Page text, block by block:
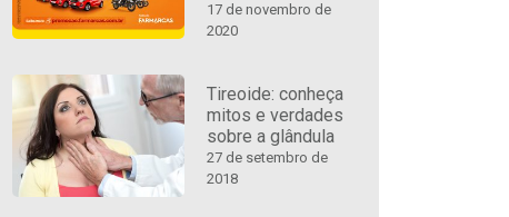
17 de novembro de
2020
Tireoide: conheça
mitos e verdades
sobre a glândula
27 de setembro de
2018